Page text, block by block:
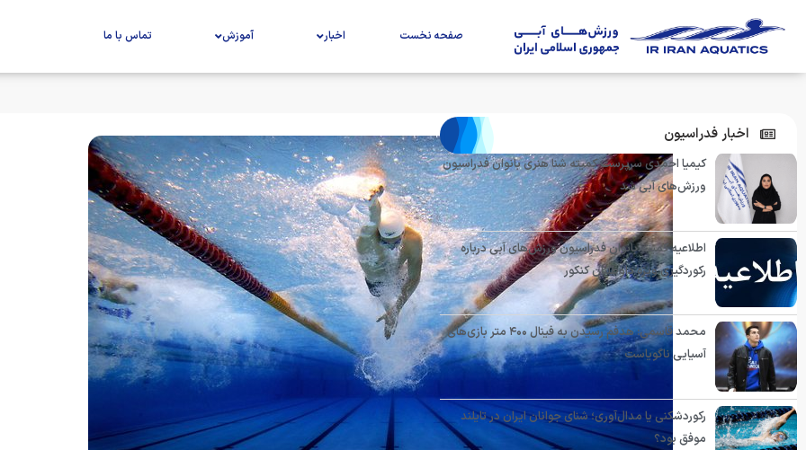
صفحه نخست اخبار آموزش تماس با ما
اخبار فدراسیون
کیمیا احمدی سرپرست کمیته شنا هنری بانوان فدراسیون
ورزش‌های آبی شد
اطلاعیه کمیته بانوان فدراسیون ورزش‌های آبی درباره
رکوردگیری ویژه داوطلبان کنکور
محمد قاسمی: هدفم رسیدن به فینال ۴۰۰ متر بازی‌های
آسیایی ناگویاست
رکوردشکنی یا مدال‌آوری؛ شنای جوانان ایران در تایلند
موفق بود؟